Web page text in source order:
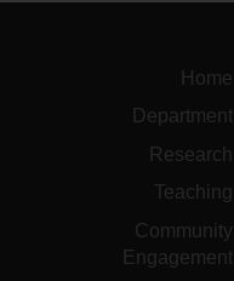
Home
Department
Research
Teaching
Community
Engagement